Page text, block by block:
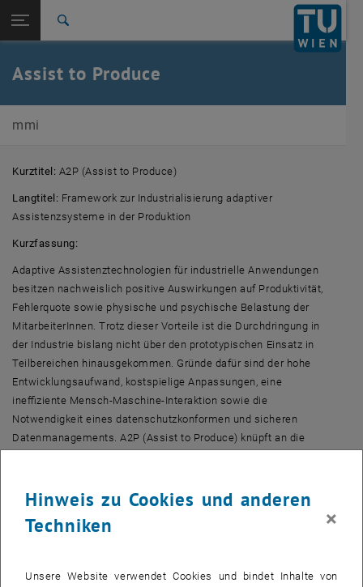
TU Login
Quicklinks
Quicklinks-Menü umschalten
Studium
Karriere
Zur 1. Menü Ebene
E330-02-3-Forschungsgruppe Mensch-Maschine-Interaktion
A2P (Assist to Produce)
Assist to Produce
mmi
Kurztitel: A2P (Assist to Produce)
Langtitel: Framework zur Industrialisierung adaptiver
Assistenzsysteme in der Produktion
Kurzfassung:
Adaptive Assistenztechnologien für industrielle Anwendungen
besitzen nachweislich positive Auswirkungen auf Produktivität,
Fehlerquote sowie physische und psychische Belastung der
MitarbeiterInnen. Trotz dieser Vorteile ist die Durchdringung in
der Industrie bislang nicht über den prototypischen Einsatz in
Teilbereichen hinausgekommen. Gründe dafür sind der hohe
Entwicklungsaufwand, kostspielige Anpassungen, eine
ineffiziente Mensch-Maschine-Interaktion sowie die
Notwendigkeit eines datenschutzkonformen und sicheren
Datenmanagements. A2P (Assist to Produce) knüpft an die
digitale Assistenzsysteme durch Aktivitätserkennung. Als Basis
dienen offene Datensätze zur Erkennung industrieller Tätigkeiten
mittels neuronaler Netzwerke und zur Identifizierung von
Hinweis zu Cookies und anderen
Techniken
×
Unsere Website verwendet Cookies und bindet Inhalte von